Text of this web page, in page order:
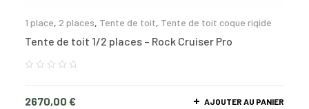
1 place, 2 places, Tente de toit, Tente de toit coque rigide
Tente de toit 1/2 places – Rock Cruiser Pro
2670,00 € AJOUTER AU PANIER